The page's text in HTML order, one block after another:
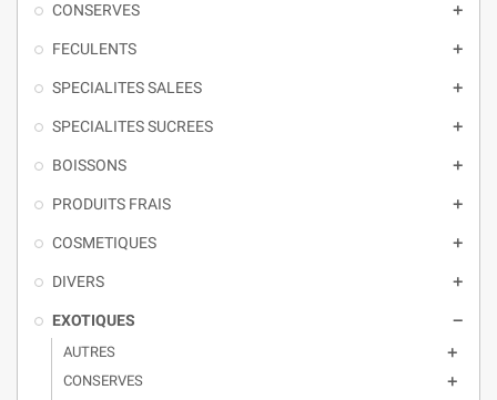
CONSERVES 
FECULENTS 
SPECIALITES SALEES 
SPECIALITES SUCREES 
BOISSONS 
PRODUITS FRAIS 
COSMETIQUES 
DIVERS 
EXOTIQUES 
AUTRES 
CONSERVES 